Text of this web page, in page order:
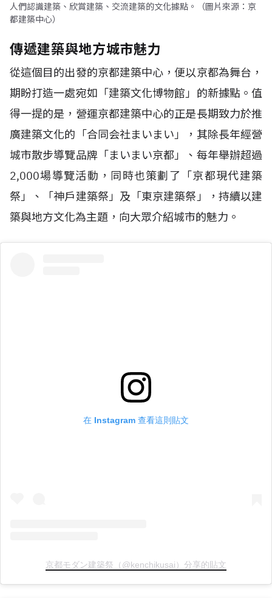
人們認識建築、欣賞建築、交流建築的文化據點。（圖片來源：京
都建築中心）
傳遞建築與地方城市魅力
從這個目的出發的京都建築中心，便以京都為舞台，
期盼打造一處宛如「建築文化博物館」的新據點。值
得一提的是，營運京都建築中心的正是長期致力於推
廣建築文化的「合同会社まいまい」，其除長年經營
城市散步導覽品牌「まいまい京都」、每年舉辦超過
2,000場導覽活動，同時也策劃了「京都現代建築
祭」、「神戶建築祭」及「東京建築祭」，持續以建
築與地方文化為主題，向大眾介紹城市的魅力。
在 Instagram 查看這則貼文
京都モダン建築祭（@kenchikusai）分享的貼文